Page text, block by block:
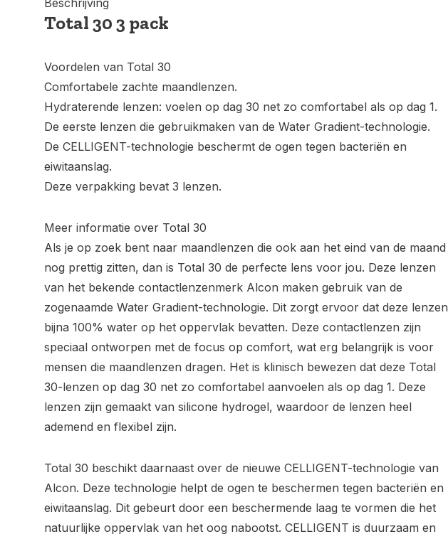
Beschrijving
Total 30 3 pack
Voordelen van Total 30
Comfortabele zachte maandlenzen.
Hydraterende lenzen: voelen op dag 30 net zo comfortabel als op dag 1.
De eerste lenzen die gebruikmaken van de Water Gradient-technologie.
De CELLIGENT-technologie beschermt de ogen tegen bacteriën en
eiwitaanslag.
Deze verpakking bevat 3 lenzen.
Meer informatie over Total 30
Als je op zoek bent naar maandlenzen die ook aan het eind van de maand
nog prettig zitten, dan is Total 30 de perfecte lens voor jou. Deze lenzen
van het bekende contactlenzenmerk Alcon maken gebruik van de
zogenaamde Water Gradient-technologie. Dit zorgt ervoor dat deze lenzen
bijna 100% water op het oppervlak bevatten. Deze contactlenzen zijn
speciaal ontworpen met de focus op comfort, wat erg belangrijk is voor
mensen die maandlenzen dragen. Het is klinisch bewezen dat deze Total
30-lenzen op dag 30 net zo comfortabel aanvoelen als op dag 1. Deze
lenzen zijn gemaakt van silicone hydrogel, waardoor de lenzen heel
ademend en flexibel zijn.
Total 30 beschikt daarnaast over de nieuwe CELLIGENT-technologie van
Alcon. Deze technologie helpt de ogen te beschermen tegen bacteriën en
eiwitaanslag. Dit gebeurt door een beschermende laag te vormen die het
natuurlijke oppervlak van het oog nabootst. CELLIGENT is duurzaam en